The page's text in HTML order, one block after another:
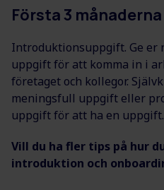
Första 3 månaderna
Introduktionsuppgift. Ge er
uppgift för att komma in i
företaget och kollegor.
meningsfull uppgift eller
uppgift för att ha en uppgift.
Vill du ha fler tips på hur
introduktion och